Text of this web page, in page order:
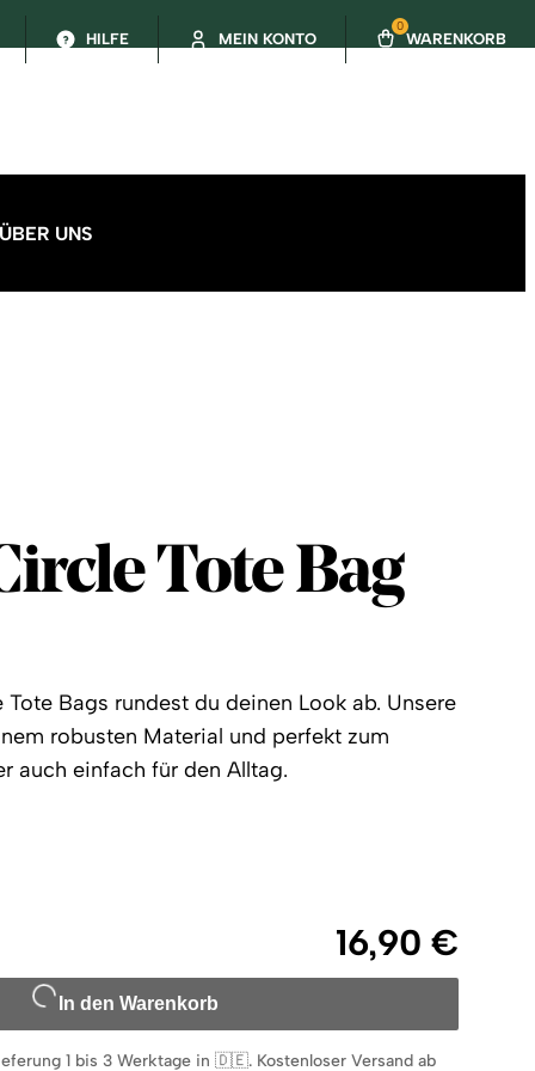
HILFE MEIN KONTO
0
WARENKORB
ÜBER UNS
Tote Bag
Bags rundest du deinen Look ab. Unsere
robusten Material und perfekt zum
auch einfach für den Alltag.
16,90 €
In den Warenkorb
1 bis 3 Werktage in 🇩🇪. Kostenloser Versand ab